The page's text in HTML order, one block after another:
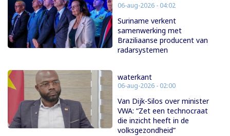
06-aug-2026 - 04:02
Suriname verkent
samenwerking met
Braziliaanse producent van
radarsystemen
waterkant
06-aug-2026 - 02:00
Van Dijk-Silos over minister
VWA: “Zet een technocraat
die inzicht heeft in de
volksgezondheid”